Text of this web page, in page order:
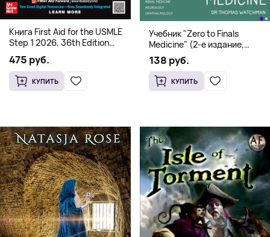
Книга First Aid for the USMLE
Step 1 2026, 36th Edition
Английский язык)
475 руб.
КУПИТЬ
Учебник "Zero to Finals
Medicine" (2-е издание,
Мягкая обложка) Dr. Thomas
Watchman
138 руб.
КУПИТЬ